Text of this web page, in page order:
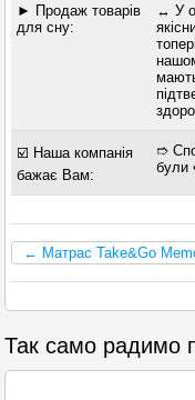
► Продаж товарів
для сну:
↔ У
☑️ Наша компанія
бажає Вам:
➱
були
← Матрас Take&Go
Так само радимо